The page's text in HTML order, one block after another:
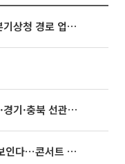
태풍 '돌핀' 오키나와 접근…일본기상청 경로 업데이트
위 등 추가 압수수색
빅뱅, 20주년 기념 '새 뱅봉' 선보인다⋯콘서트 앞두고 팝업 개최